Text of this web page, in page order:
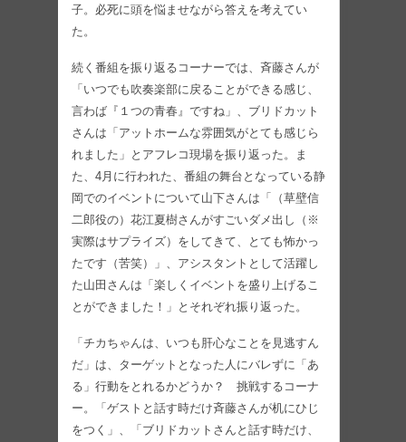
子。必死に頭を悩ませながら答えを考えてい
た。
続く番組を振り返るコーナーでは、斉藤さんが
「いつでも吹奏楽部に戻ることができる感じ、
言わば『１つの青春』ですね」、ブリドカット
さんは「アットホームな雰囲気がとても感じら
れました」とアフレコ現場を振り返った。ま
た、4月に行われた、番組の舞台となっている静
岡でのイベントについて山下さんは「（草壁信
二郎役の）花江夏樹さんがすごいダメ出し（※
実際はサプライズ）をしてきて、とても怖かっ
たです（苦笑）」、アシスタントとして活躍し
た山田さんは「楽しくイベントを盛り上げるこ
とができました！」とそれぞれ振り返った。
「チカちゃんは、いつも肝心なことを見逃すん
だ」は、ターゲットとなった人にバレずに「あ
る」行動をとれるかどうか？ 挑戦するコーナ
ー。「ゲストと話す時だけ斉藤さんが机にひじ
をつく」、「ブリドカットさんと話す時だけ、